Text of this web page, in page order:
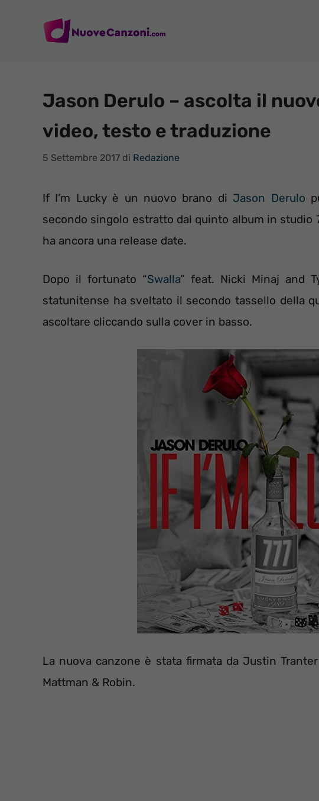
Jason Derulo – ascolta il
video, testo e traduzione
5 Settembre 2017 di Redazione
If I’m Lucky è un nuovo brano di Jason Derulo
secondo singolo estratto dal quinto album in studio
ha ancora una release date.
Dopo il fortunato “Swalla” feat. Nicki Minaj and
statunitense ha sveltato il secondo tassello della
ascoltare cliccando sulla cover in basso.
La nuova canzone è stata firmata da Justin
Mattman & Robin.